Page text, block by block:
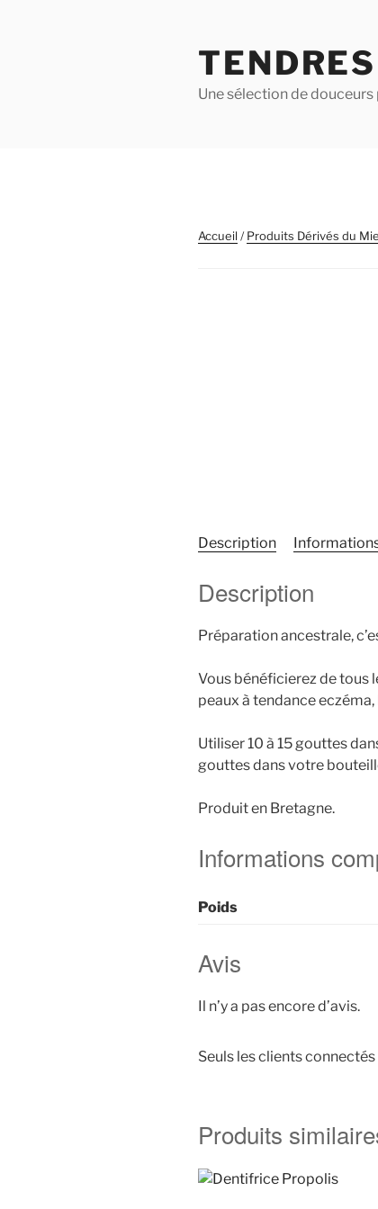
Une sélection de
Accueil/Produits Dérivés du
Description
Description
Préparation ancestrale,
Vous bénéficierez de tous
peaux à tendance
Utiliser 10 à 15 gouttes
gouttes dans votre
Produit en Bretagne.
Informations
Poids
Avis
Il n’y a pas encore d’avis.
Seuls les clients
Produits